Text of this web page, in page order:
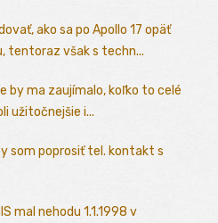
ako sa po Apollo 17 opäť
tentoraz však s techn...
by ma zaujímalo, koľko to celé
užitočnejšie i...
som poprosiť tel. kontakt s
mal nehodu 1.1.1998 v